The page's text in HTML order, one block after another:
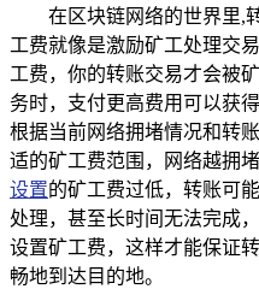
在区块链网络的世界里,
工费就像是激励矿工处理交
工费，你的转账交易才会被
务时，支付更高费用可以获
根据当前网络拥堵情况和转
适的矿工费范围，网络越拥
设置的矿工费过低，转账可
处理，甚至长时间无法完成
设置矿工费，这样才能保证
畅地到达目的地。